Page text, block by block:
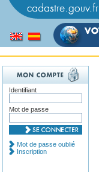
Identifiant
Mot de passe
Mot de passe oublié
Inscription